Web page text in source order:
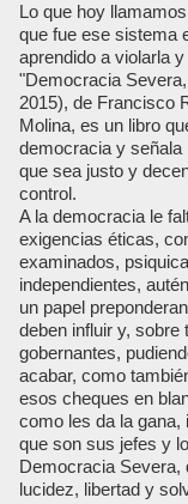
Lo que hoy
que fue ese sistema
aprendido a violarla
"Democracia
2015), de Francisco
Molina, es un libro
democracia y
que sea justo y
control.
A la democracia le
exigencias éticas,
examinados,
independientes,
un papel
deben influir y, sobre
gobernantes,
acabar, como
esos cheques en
como les da la gana,
que son sus jefes y
Democracia Severa,
lucidez, libertad y